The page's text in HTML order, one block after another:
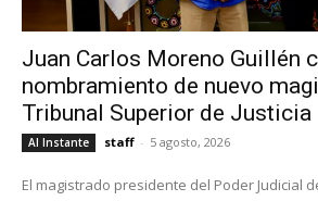
Juan Carlos Moreno Guillén
nombramiento de nuevo
Tribunal Superior de Justicia
Al Instante staff - 5 agosto, 2026
El magistrado presidente del Poder Judicial